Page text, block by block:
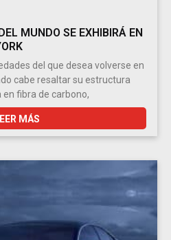
MUNDO SE EXHIBIRÁ EN
del que desea volverse en
cabe resaltar su estructura
fibra de carbono,
MÁS